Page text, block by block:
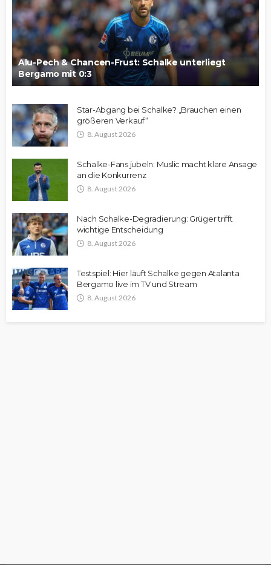
Alu-Pech & Chancen-Frust: Schalke unterliegt
Bergamo mit 0:3
Star-Abgang bei Schalke? „Brauchen einen
größeren Verkauf“
8. August 2026
Schalke-Fans jubeln: Muslic macht klare Ansage
an die Konkurrenz
8. August 2026
Nach Schalke-Degradierung: Grüger trifft
wichtige Entscheidung
8. August 2026
Testspiel: Hier läuft Schalke gegen Atalanta
Bergamo live im TV und Stream
8. August 2026